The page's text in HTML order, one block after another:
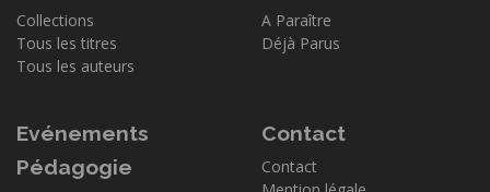
Collections
Tous les titres
Tous les auteurs
A Paraître
Déjà Parus
Evénements
Pédagogie
Contact
Contact